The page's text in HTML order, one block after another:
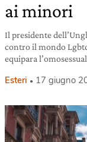
ai minori
Il presidente
contro il mondo
equipara
Esteri 17 giugno